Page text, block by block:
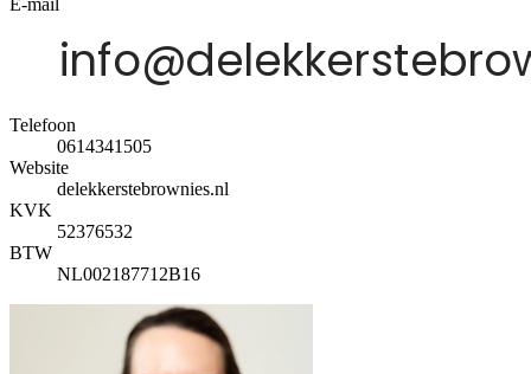
E-mail
Telefoon
0614341505
Website
delekkerstebrownies.nl
KVK
52376532
BTW
NL002187712B16